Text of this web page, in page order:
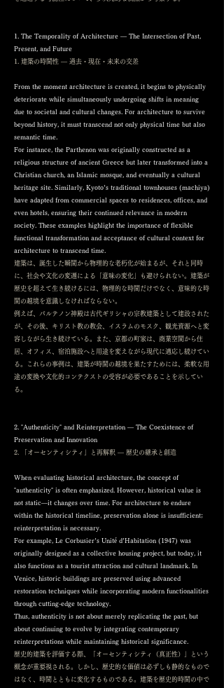
1. The Temporality of Architecture — The Intersection of Past,
Present, and Future
1. 建築の時間性 ― 過去・現在・未来の交差
From the moment architecture is created, it begins to physically
deteriorate while simultaneously undergoing shifts in meaning
due to societal and cultural changes. For architecture to survive
beyond history, it must transcend not only physical time but also
semantic time.
For instance, the Parthenon was originally constructed as a
religious structure of ancient Greece but later transformed into a
Christian church, an Islamic mosque, and eventually a cultural
heritage site. Similarly, Kyoto’s traditional townhouses (machiya)
have adapted from commercial spaces to residences, offices, and
even hotels, ensuring their continued relevance in modern
society. These examples highlight the importance of flexible
functional transformation and acceptance of cultural context for
architecture to transcend time.
建築は、誕生した瞬間から物理的な老朽化が始まるが、それと同時
に、社会や文化の変遷による「意味の変化」も避けられない。建築が
歴史を超えて生き続けるには、物理的な時間だけでなく、意味的な時
間の越境を意識しなければならない。
例えば、パルテノン神殿は古代ギリシャの宗教建築として建設された
が、その後、キリスト教の教会、イスラムのモスク、観光資源へと変
容しながら生き続けている。また、京都の町家は、商業空間から住
居、オフィス、宿泊施設へと用途を変えながら現代に適応し続けてい
る。これらの事例は、建築が時間の越境を果たすためには、柔軟な用
途の変換や文化的コンテクストの受容が必要であることを示してい
る。
2. "Authenticity" and Reinterpretation — The Coexistence of
Preservation and Innovation
2. 「オーセンティシティ」と再解釈 ― 歴史の継承と創造
When evaluating historical architecture, the concept of
"authenticity" is often emphasized. However, historical value is
not static—it changes over time. For architecture to endure
within the historical timeline, preservation alone is insufficient;
reinterpretation is necessary.
For example, Le Corbusier’s Unité d’Habitation (1947) was
originally designed as a collective housing project, but today, it
also functions as a tourist attraction and cultural landmark. In
Venice, historic buildings are preserved using advanced
restoration techniques while incorporating modern functionalities
through cutting-edge technology.
Thus, authenticity is not about merely replicating the past, but
about continuing to evolve by integrating contemporary
reinterpretations while maintaining historical significance.
歴史的建築を評価する際、「オーセンティシティ（真正性）」という
概念が重要視される。しかし、歴史的な価値は必ずしも静的なもので
はなく、時間とともに変化するものである。建築を歴史的時間の中で